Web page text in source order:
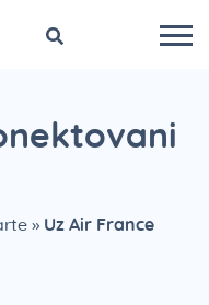
» Uz Air France